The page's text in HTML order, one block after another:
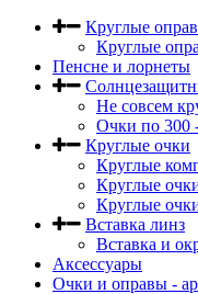
Круглые
Круглые
Пенсне и лорнеты
Не совсем
Очки по 300
Круглые очки
Круглые
Круглые
Круглые
Вставка линз
Вставка и
Аксессуары
Очки и оправы -